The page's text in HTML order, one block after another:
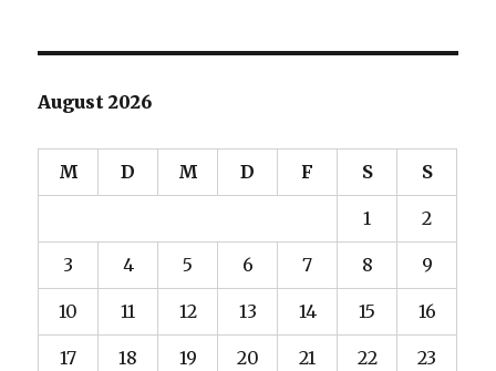
August 2026
M D M D F S S
1 2
3 4 5 6 7 8 9
10 11 12 13 14 15 16
17 18 19 20 21 22 23